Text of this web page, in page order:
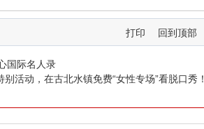
打印 回到顶部
国际名人录
活动，在古北水镇免费“女性专场”看脱口秀！